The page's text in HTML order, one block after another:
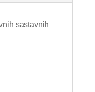
sastavnih